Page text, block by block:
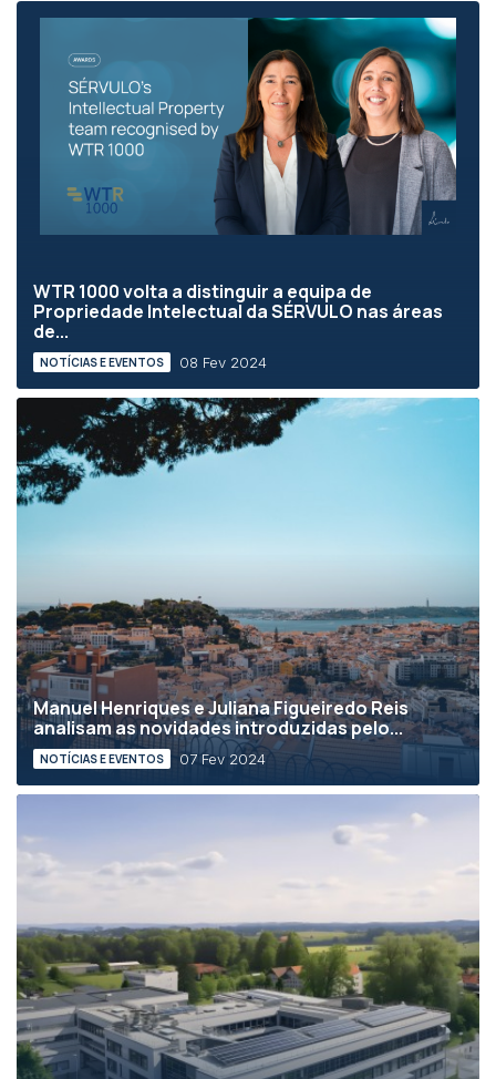
WTR 1000 volta a distinguir a equipa de
Propriedade Intelectual da SÉRVULO nas áreas
de...
NOTÍCIAS E EVENTOS 08 Fev 2024
Manuel Henriques e Juliana Figueiredo Reis
analisam as novidades introduzidas pelo...
NOTÍCIAS E EVENTOS 07 Fev 2024